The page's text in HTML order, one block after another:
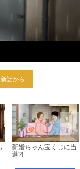
話から
新婚ちゃん宝くじに当
選?!